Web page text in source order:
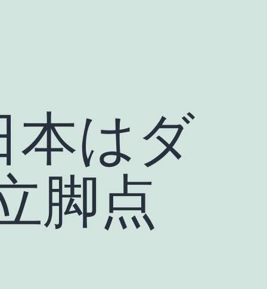
本はダ
脚点